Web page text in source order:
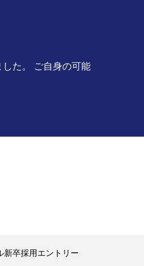
た。 ご自身の可能
新卒採用エントリー